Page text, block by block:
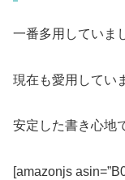
一番多用していま
現在も愛用してい
安定した書き心地
[amazonjs